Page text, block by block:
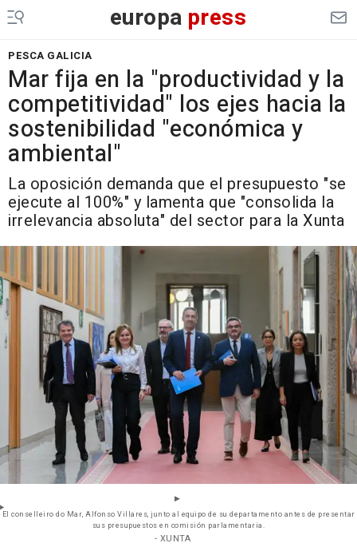
europa press
PESCA GALICIA
Mar fija en la "productividad y la
competitividad" los ejes hacia la
sostenibilidad "económica y
ambiental"
La oposición demanda que el presupuesto "se
ejecute al 100%" y lamenta que "consolida la
irrelevancia absoluta" del sector para la Xunta
El conselleiro do Mar, Alfonso Villares, junto al equipo de su departamento antes de presentar
sus presupuestos en comisión parlamentaria.
- XUNTA